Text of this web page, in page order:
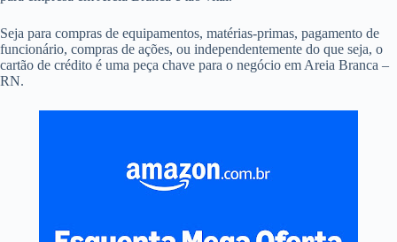
Seja para compras de equipamentos, matérias-primas, pagamento de
funcionário, compras de ações, ou independentemente do que seja, o
cartão de crédito é uma peça chave para o negócio em Areia Branca –
RN.